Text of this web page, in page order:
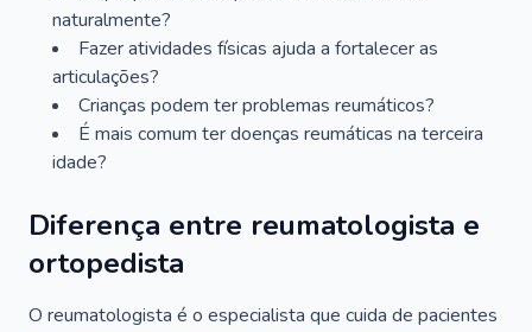
naturalmente?
Fazer atividades físicas ajuda a fortalecer as
articulações?
Crianças podem ter problemas reumáticos?
É mais comum ter doenças reumáticas na terceira
idade?
Diferença entre reumatologista e
ortopedista
O reumatologista é o especialista que cuida de pacientes